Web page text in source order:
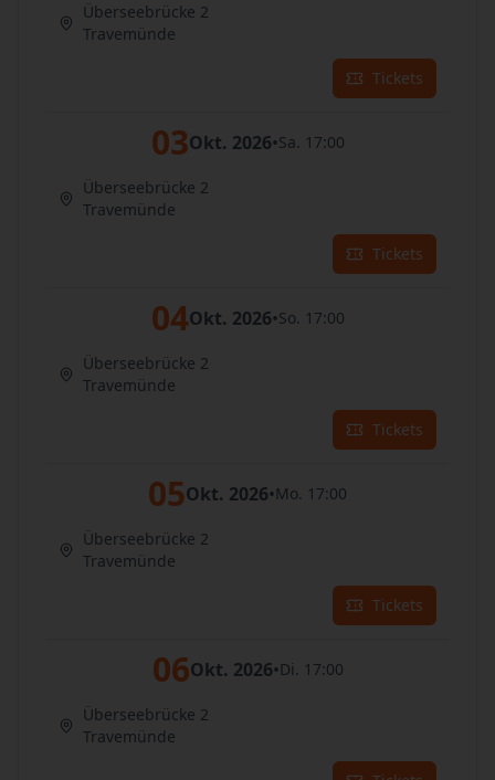
Überseebrücke 2
Travemünde
Tickets
03Okt. 2026•Sa. 17:00
Überseebrücke 2
Travemünde
Tickets
04Okt. 2026•So. 17:00
Überseebrücke 2
Travemünde
Tickets
05Okt. 2026•Mo. 17:00
Überseebrücke 2
Travemünde
Tickets
06Okt. 2026•Di. 17:00
Überseebrücke 2
Travemünde